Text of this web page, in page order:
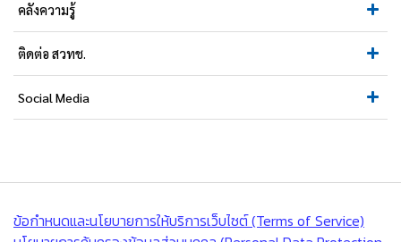
คลังความรู้
ติดต่อ สวทช.
Social Media
ข้อกำหนดและนโยบายการให้บริการเว็บไซต์ (Terms of Service)